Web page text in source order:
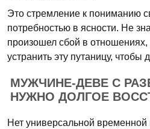
Это стремление к пониманию
потребностью в ясности. Не
произошел сбой в отношениях,
устранить эту путаницу, чтобы
МУЖЧИНЕ-ДЕВЕ С
НУЖНО ДОЛГОЕ
Нет универсальной